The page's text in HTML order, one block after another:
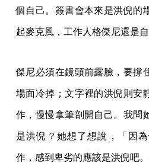
個自己。簽書會本來是洪倪的
起麥克風，工作人格傑尼還是自
傑尼必須在鏡頭前露臉，要撐
場面冷掉；文字裡的洪倪則安
作，慢慢拿筆剖開自己。我問
是洪倪？她想了想說，「因
作，感到卑劣的應該是洪倪吧。